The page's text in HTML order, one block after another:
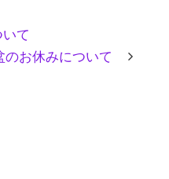
て
のお休みについて